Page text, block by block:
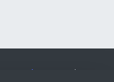
SEO-bureau
Lion